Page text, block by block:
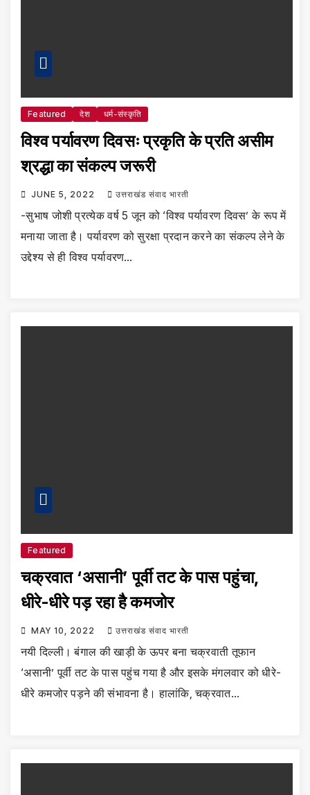
Featured देश धर्म-संस्कृति
विश्व पर्यावरण दिवसः प्रकृति के प्रति असीम
श्रद्धा का संकल्प जरूरी
JUNE 5, 2022 उत्तराखंड संवाद भारती
-सुभाष जोशी प्रत्येक वर्ष 5 जून को ‘विश्व पर्यावरण दिवस’ के रूप में
मनाया जाता है। पर्यावरण को सुरक्षा प्रदान करने का संकल्प लेने के
उद्देश्य से ही विश्व पर्यावरण…
Featured
चक्रवात ‘असानी’ पूर्वी तट के पास पहुंचा,
धीरे-धीरे पड़ रहा है कमजोर
MAY 10, 2022 उत्तराखंड संवाद भारती
नयी दिल्ली। बंगाल की खाड़ी के ऊपर बना चक्रवाती तूफान
‘असानी’ पूर्वी तट के पास पहुंच गया है और इसके मंगलवार को धीरे-
धीरे कमजोर पड़ने की संभावना है। हालांकि, चक्रवात…